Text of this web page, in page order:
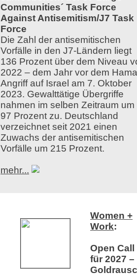
Communities´ Task Force
Against Antisemitism/J7 Task
Force
Die Zahl der antisemitischen
Vorfälle in den J7-Ländern liegt
136 Prozent über dem Niveau
2022 – dem Jahr vor dem
Angriff auf Israel am 7. Oktober
2023. Gewalttätige Übergriffe
nahmen im selben Zeitraum um
97 Prozent zu. Deutschland
verzeichnet seit 2021 einen
Zuwachs der antisemitischen
Vorfälle um 215 Prozent.
mehr...
Women +
Work:
Open Call
für 2027 –